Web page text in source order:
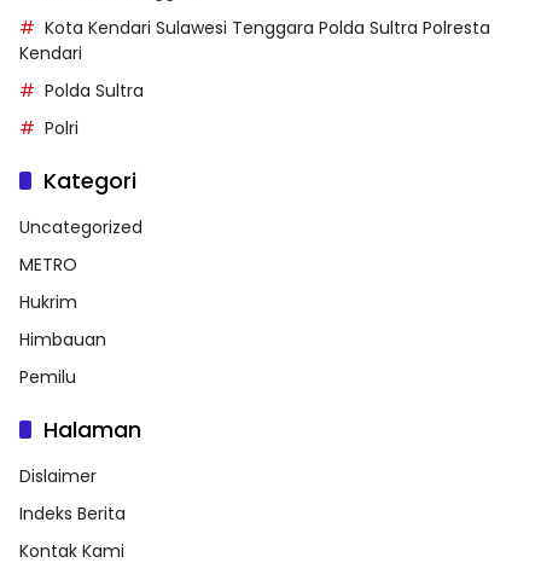
Kota Kendari Sulawesi Tenggara Polda Sultra Polresta
Kendari
Polda Sultra
Polri
Kategori
Uncategorized
METRO
Hukrim
Himbauan
Pemilu
Halaman
Dislaimer
Indeks Berita
Kontak Kami